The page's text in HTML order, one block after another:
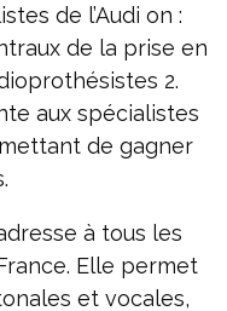
de l’Audi on :
de la prise en
2.
aux spécialistes
de gagner
à tous les
Elle permet
et vocales,